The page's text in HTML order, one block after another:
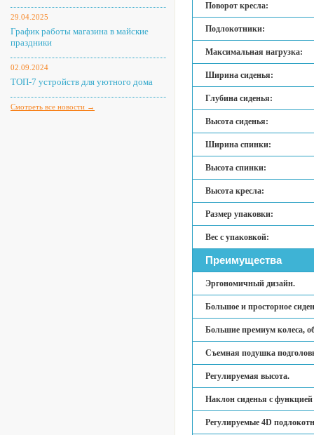
29.04.2025
График работы магазина в майские
праздники
02.09.2024
ТОП-7 устройств для уютного дома
Смотреть все новости →
Поворот кресла:
Подлокотники:
Максимальная нагрузка:
Ширина сиденья:
Глубина сиденья:
Высота сиденья:
Ширина спинки:
Высота спинки:
Высота кресла:
Размер упаковки:
Вес с упаковкой:
Преимущества
Эргономичный дизайн.
Большое и просторное
Большие премиум колеса,
Съемная подушка
Регулируемая высота.
Наклон сиденья с
Регулируемые 4D